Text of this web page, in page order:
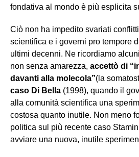
fondativa al mondo è più esplicita
Ciò non ha impedito svariati
scientifica e i governi pro tempore
ultimi decenni. Ne ricordiamo
non senza amarezza, accettò di
davanti alla molecola”(la
caso Di Bella (1998), quando il
alla comunità scientifica una
costosa quanto inutile. Non meno
politica sul più recente caso
avviare una nuova, inutile